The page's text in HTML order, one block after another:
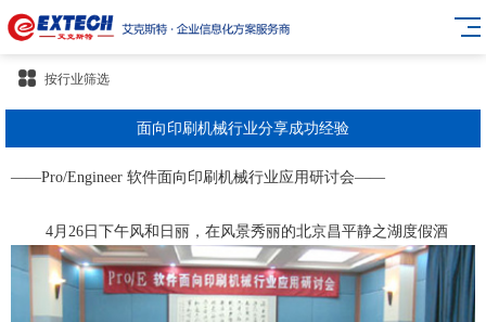
按行业筛选
面向印刷机械行业分享成功经验
——Pro/Engineer 软件面向印刷机械行业应用研讨会——
4月26日下午风和日丽，在风景秀丽的北京昌平静之湖度假酒